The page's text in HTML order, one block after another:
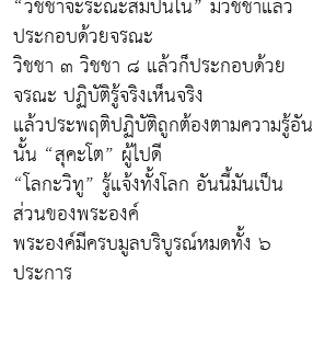
ประกอบด้วยจรณะ
วิชชา ๓ วิชชา ๘ แล้วก็ประกอบด้วย
จรณะ ปฏิบัติรู้จริงเห็นจริง
แล้วประพฤติปฏิบัติถูกต้องตามความรู้อัน
นั้น “สุคะโต” ผู้ไปดี
“โลกะวิทู” รู้แจ้งทั้งโลก อันนี้มันเป็น
ส่วนของพระองค์
พระองค์มีครบมูลบริบูรณ์หมดทั้ง ๖
ประการ